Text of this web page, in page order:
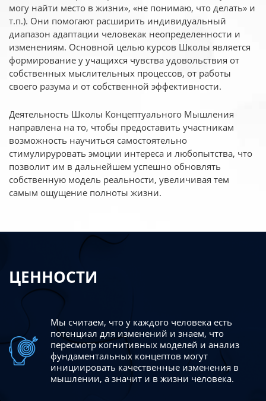
могу найти место в жизни», «не понимаю, что делать» и
т.п.). Они помогают расширить индивидуальный
диапазон адаптации человекак неопределенности и
изменениям. Основной целью курсов Школы является
формирование у учащихся чувства удовольствия от
собственных мыслительных процессов, от работы
своего разума и от собственной эффективности.
Деятельность Школы Концептуального Мышления
направлена на то, чтобы предоставить участникам
возможность научиться самостоятельно
стимулируровать эмоции интереса и любопытства, что
позволит им в дальнейшем успешно обновлять
собственную модель реальности, увеличивая тем
самым ощущение полноты жизни.
ЦЕННОСТИ
Мы считаем, что у каждого человека есть
потенциал для изменений и знаем, что
пересмотр когнитивных моделей и анализ
фундаментальных концептов могут
инициировать качественные изменения в
мышлении, а значит и в жизни человека.